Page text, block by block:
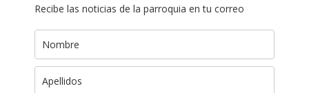
Recibe las noticias de la parroquia en tu correo